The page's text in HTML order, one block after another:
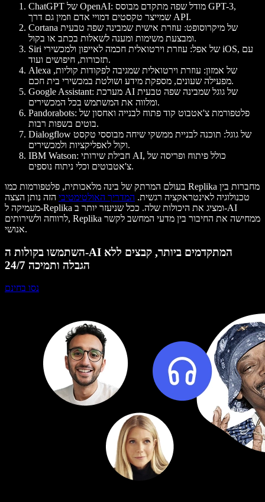
ChatGPT של OpenAI: מודל שפה מתקדם מבוסס GPT-3,
שמייצר טקסטים דמויי אדם וזמין גם דרך API.
Cortana של מיקרוסופט: עוזרת אישית שמבינה שפה טבעית
ומבצעת משימות ומענה לשאלות בכתב או בקול.
Siri של אפל: עוזרת וירטואלית חכמה לאייפון ולמכשירי iOS, עם
תזכורות, חיפושים ועוד.
Alexa של אמזון: עוזרת וירטואלית שמגיבה לפקודות קוליות,
מפעילה שעונים, מספקת מידע ושולטת במכשירי בית חכם.
Google Assistant: מערכת AI של גוגל שמבינה שפה טבעית
ומלווה את המשתמש בכל המכשירים.
Pandorabots: פלטפורמת צ'אטבוט קוד פתוח לבנייה ואחסון של
בוטים בשפות רבות.
Dialogflow של גוגל: תוכנה לבניית ממשקי שיחה מבוססי טקסט
וקול לאפליקציות ולמכשירים.
IBM Watson: חבילת שירותי AI, כולל פיתוח ופריסה של
צ'אטבוטים וכלי ניתוח נוספים.
בעולם המרתק של בינה מלאכותית, פלטפורמות כמו Replika מחברות בין
טכנולוגיה לאינטראקציה רגשית. המדריך האולטימטיבי הזה נותן הצצה
מעמיקה ל-Replika ומציג את היכולות שלה. ככל שניעזר יותר ב-AI
לרווחה ולשירותים, Replika ממחישה את החיבור בין מדעי המחשב לקשר
אנושי.
השתמשו בקולות ה-AI המתקדמים ביותר, קבצים ללא
הגבלה ותמיכה 24/7
נסו בחינם